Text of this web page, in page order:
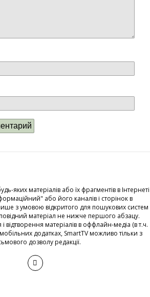
яких матеріалів або їх фрагментів в Інтернеті
або його каналів і сторінок в
з умовою відкритого для пошукових систем
матеріал не нижче першого абзацу.
відтворення матеріалів в оффлайн-медіа (в т.ч.
додатках, SmartTV можливо тільки з
дозволу редакції.